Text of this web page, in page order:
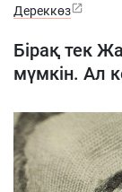
Дереккөз
Бірақ тек
мүмкін. Ал